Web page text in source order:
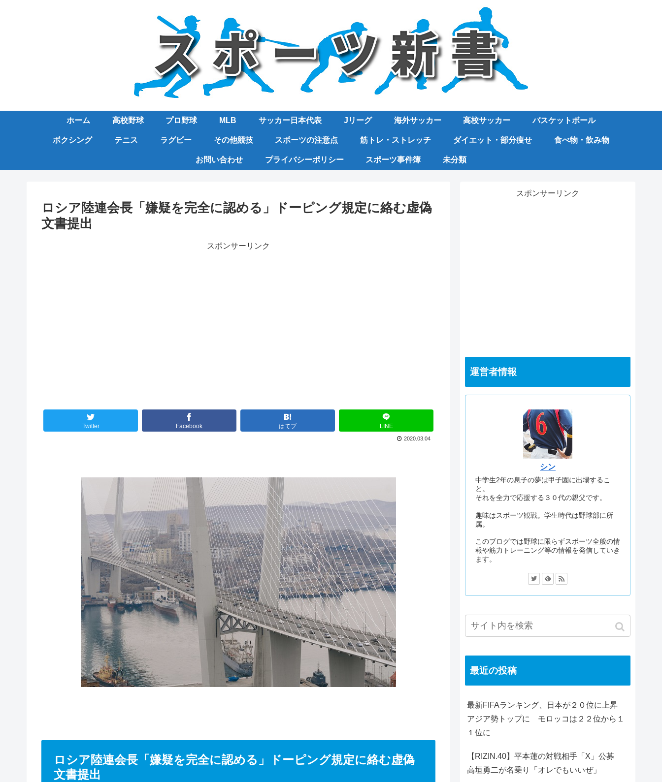
ホーム 高校野球 プロ野球 MLB サッカー日本代表 Jリーグ 海外サッカー 高校サッカー バスケットボール
ボクシング テニス ラグビー その他競技 スポーツの注意点 筋トレ・ストレッチ ダイエット・部分痩せ 食べ物・飲み物
お問い合わせ プライバシーポリシー スポーツ事件簿 未分類
ロシア陸連会長「嫌疑を完全に認める」ドーピング規定に絡む虚偽
文書提出
スポンサーリンク
Twitter Facebook はてブ LINE
2020.03.04
ロシア陸連会長「嫌疑を完全に認める」ドーピング規定に絡む虚偽
文書提出
スポンサーリンク
運営者情報
シン
中学生2年の息子の夢は甲子園に出場するこ
と。
それを全力で応援する３０代の親父です。
趣味はスポーツ観戦。学生時代は野球部に所
属。
このブログでは野球に限らずスポーツ全般の情
報や筋力トレーニング等の情報を発信していき
ます。
最近の投稿
最新FIFAランキング、日本が２０位に上昇
アジア勢トップに モロッコは２２位から１
１位に
【RIZIN.40】平本蓮の対戦相手「X」公募
高垣勇二が名乗り「オレでもいいぜ」